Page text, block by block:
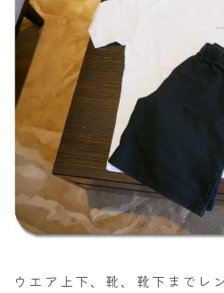
ウエア上下、靴、靴下までレ